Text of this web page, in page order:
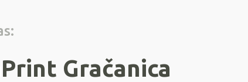
Gračanica